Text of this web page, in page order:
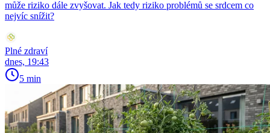
může riziko dále zvyšovat. Jak tedy riziko problémů se srdcem co
nejvíc snížit?
Plné zdraví
dnes, 19:43
5 min